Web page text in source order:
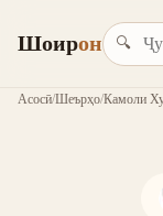
Шоирон 🔍
Асосӣ/Шеърҳо/Камоли